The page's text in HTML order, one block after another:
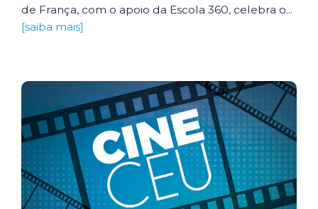
de França, com o apoio da Escola 360, celebra o...
[saiba mais]